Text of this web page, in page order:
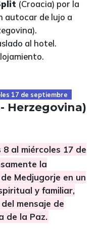
(Croacia) por la
autocar de lujo a
al hotel.
17 de septiembre
Herzegovina)
al miércoles 17 de
la
Medjugorje en un
y familiar,
mensaje de
de la Paz.